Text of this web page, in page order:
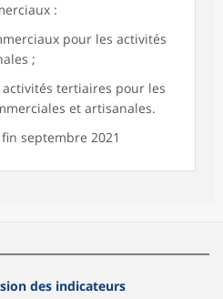
:
pour les activités
;
activités tertiaires pour les
et artisanales.
septembre 2021
des indicateurs